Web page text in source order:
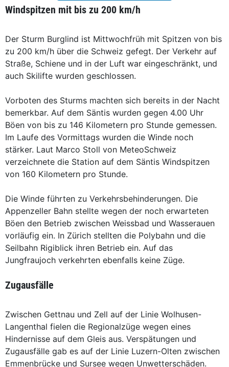
Windspitzen mit bis zu 200 km/h
Der Sturm Burglind ist Mittwochfrüh mit Spitzen von bis
zu 200 km/h über die Schweiz gefegt. Der Verkehr auf
Straße, Schiene und in der Luft war eingeschränkt, und
auch Skilifte wurden geschlossen.
Vorboten des Sturms machten sich bereits in der Nacht
bemerkbar. Auf dem Säntis wurden gegen 4.00 Uhr
Böen von bis zu 146 Kilometern pro Stunde gemessen.
Im Laufe des Vormittags wurden die Winde noch
stärker. Laut Marco Stoll von MeteoSchweiz
verzeichnete die Station auf dem Säntis Windspitzen
von 160 Kilometern pro Stunde.
Die Winde führten zu Verkehrsbehinderungen. Die
Appenzeller Bahn stellte wegen der noch erwarteten
Böen den Betrieb zwischen Weissbad und Wasserauen
vorläufig ein. In Zürich stellten die Polybahn und die
Seilbahn Rigiblick ihren Betrieb ein. Auf das
Jungfraujoch verkehrten ebenfalls keine Züge.
Zugausfälle
Zwischen Gettnau und Zell auf der Linie Wolhusen-
Langenthal fielen die Regionalzüge wegen eines
Hindernisse auf dem Gleis aus. Verspätungen und
Zugausfälle gab es auf der Linie Luzern-Olten zwischen
Emmenbrücke und Sursee wegen Unwetterschäden.